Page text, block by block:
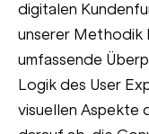
digitalen
unserer Methodik
umfassende
Logik des User
visuellen Aspekte